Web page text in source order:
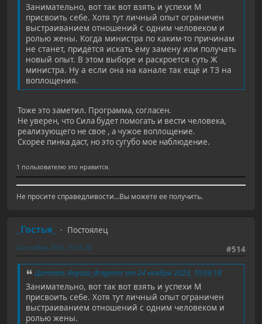
Занимательно, вот так вот взять и успехи М
присвоить себе. Хотя тут личный опыт ограничен
выстраиванием отношений с одним человеком и
ролью жены. Когда министра по каким-то причинам
не станет, придётся искать ему замену или получать
новый опыт. В этом выборе и раскроется суть Ж
министра. Ну а если она на канале так ещё и ТЗ на
воплощения.
Тоже это заметил. Программа, согласен.
Не уверен, что Сила будет помогать и вести человека,
реализующего не свое , а чужое воплощение.
Скорее пинка даст, но это сугубо мое наблюдение.
1 пользователю это нравится.
Не просите справедливости...Вы можете ее получить.
_Гостья_
Постоялец
#514
24 ноября 2023, 10:35:26
Цитата: Anyuta_dragomir от 24 ноября 2023, 10:09:18
Занимательно, вот так вот взять и успехи М
присвоить себе. Хотя тут личный опыт ограничен
выстраиванием отношений с одним человеком и
ролью жены.